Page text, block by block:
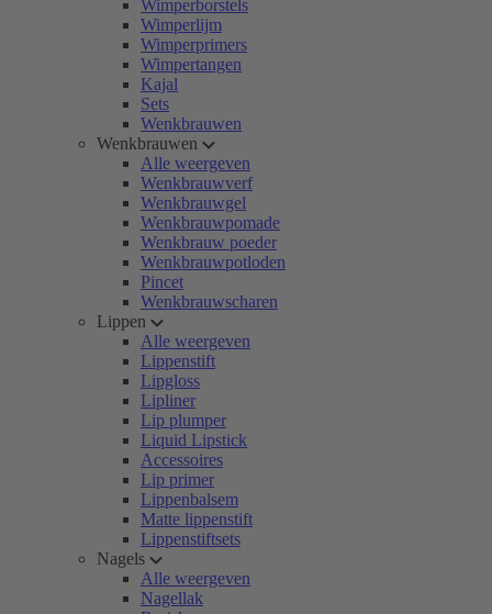
Wimperborstels
Wimperlijm
Wimperprimers
Wimpertangen
Kajal
Sets
Wenkbrauwen
Wenkbrauwen
Alle weergeven
Wenkbrauwverf
Wenkbrauwgel
Wenkbrauwpomade
Wenkbrauw poeder
Wenkbrauwpotloden
Pincet
Wenkbrauwscharen
Lippen
Alle weergeven
Lippenstift
Lipgloss
Lipliner
Lip plumper
Liquid Lipstick
Accessoires
Lip primer
Lippenbalsem
Matte lippenstift
Lippenstiftsets
Nagels
Alle weergeven
Nagellak